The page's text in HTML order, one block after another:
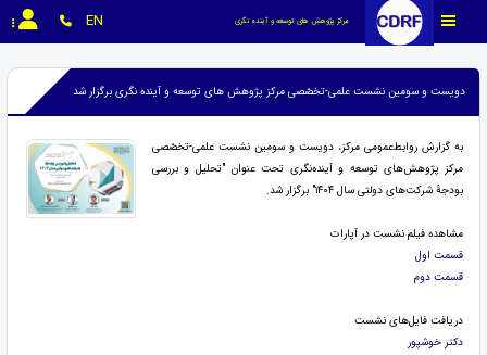
مرکز پژوهش های توسعه و آینده نگری EN
دویست و سومین نشست علمی-تخصّصی مرکز پژوهش های توسعه و آینده نگری برگزار شد
به گزارش روابط‌عمومی مرکز، دویست و سومین نشست علمی-تخصّصی
مرکز پژوهش‌های توسعه و آینده‌نگری تحت عنوان "تحلیل و بررسی
بودجۀ شرکت‌های دولتی سال ۱۴۰۴" برگزار شد.
مشاهده فیلم نشست در آپارات
قسمت اول
قسمت دوم
دریافت فایل‌های نشست
دکتر خوشپور